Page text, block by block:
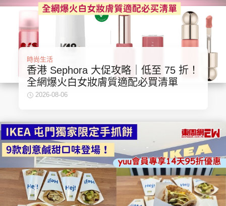
時尚生活
香港 Sephora 大促攻略｜低至 75 折！
全網爆火白女妝膚質適配必買清單
2026-08-06